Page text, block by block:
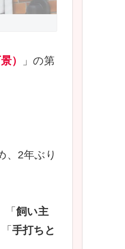
） 」の第
、2年ぶり
「 飼い主
手打ちと